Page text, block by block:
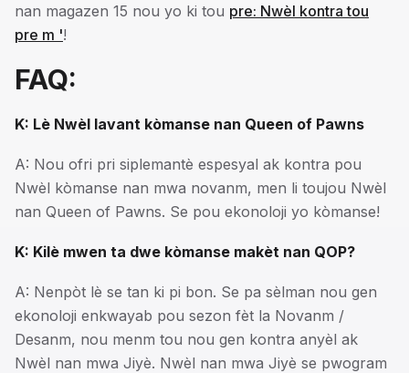
nan magazen 15 nou yo ki tou pre: Nwèl kontra tou
pre m '!
FAQ:
K: Lè Nwèl lavant kòmanse nan Queen of Pawns
A: Nou ofri pri siplemantè espesyal ak kontra pou
Nwèl kòmanse nan mwa novanm, men li toujou Nwèl
nan Queen of Pawns. Se pou ekonoloji yo kòmanse!
K: Kilè mwen ta dwe kòmanse makèt nan QOP?
A: Nenpòt lè se tan ki pi bon. Se pa sèlman nou gen
ekonoloji enkwayab pou sezon fèt la Novanm /
Desanm, nou menm tou nou gen kontra anyèl ak
Nwèl nan mwa Jiyè. Nwèl nan mwa Jiyè se pwogram